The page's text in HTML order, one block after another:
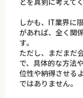
しかも、IT業界に
があれば、全く関
す。
ただし、まだまだ
で、具体的な方法
位性や納得させる
ではありません。